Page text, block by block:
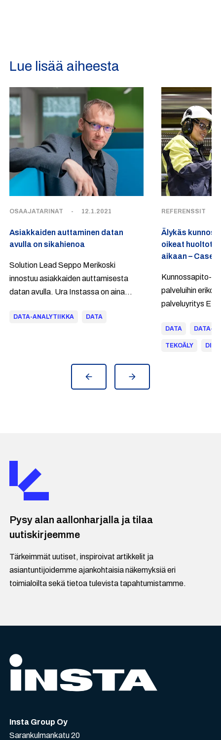
Lue lisää aiheesta
OSAAJATARINAT - 12.1.2021
Asiakkaiden auttaminen datan
avulla on sikahienoa
Solution Lead Seppo Merikoski
innostuu asiakkaiden auttamisesta
datan avulla. Ura Instassa on aina
merkityksellistä työtä monipuolisissa
DATA-ANALYTIIKKA DATA
REFERENSSIT
Älykäs
oikeat
aikaan – Case
Kunnossapito-
palveluihin
palveluyritys
kunnossapidon
tekoälyalustaa.
DATA DATA-
TEKOÄLY
Pysy alan aallonharjalla ja tilaa
uutiskirjeemme
Tärkeimmät uutiset, inspiroivat artikkelit ja
asiantuntijoidemme ajankohtaisia näkemyksiä eri
toimialoilta sekä tietoa tulevista tapahtumistamme.
Insta Group Oy
Sarankulmankatu 20